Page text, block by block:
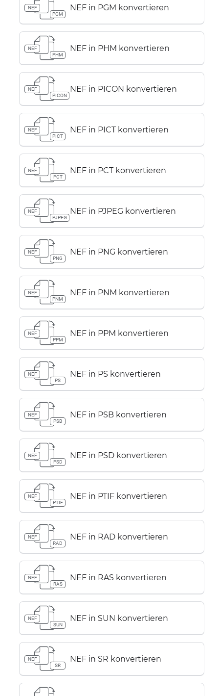
NEF
PGM
NEF in PGM konvertieren
NEF
PHM
NEF in PHM konvertieren
NEF
PICON
NEF in PICON konvertieren
NEF
PICT
NEF in PICT konvertieren
NEF
PCT
NEF in PCT konvertieren
NEF
PJPEG
NEF in PJPEG konvertieren
NEF
PNG
NEF in PNG konvertieren
NEF
PNM
NEF in PNM konvertieren
NEF
PPM
NEF in PPM konvertieren
NEF
PS
NEF in PS konvertieren
NEF
PSB
NEF in PSB konvertieren
NEF
PSD
NEF in PSD konvertieren
NEF
PTIF
NEF in PTIF konvertieren
NEF
RAD
NEF in RAD konvertieren
NEF
RAS
NEF in RAS konvertieren
NEF
SUN
NEF in SUN konvertieren
NEF
SR
NEF in SR konvertieren